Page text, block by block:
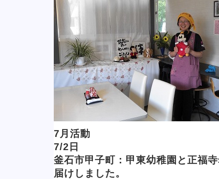
7月活動
7/2日
釜石市甲子町：甲東幼稚園と正福
届けしました。